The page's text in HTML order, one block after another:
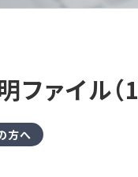
ァイル（
方へ